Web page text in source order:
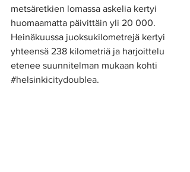
metsäretkien lomassa askelia kertyi
huomaamatta päivittäin yli 20 000.
Heinäkuussa juoksukilometrejä kertyi
yhteensä 238 kilometriä ja harjoittelu
etenee suunnitelman mukaan kohti
#helsinkicitydoublea.